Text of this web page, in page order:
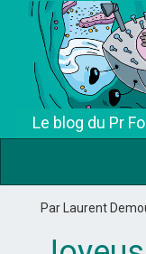
Le blog du Pr
Par Laurent